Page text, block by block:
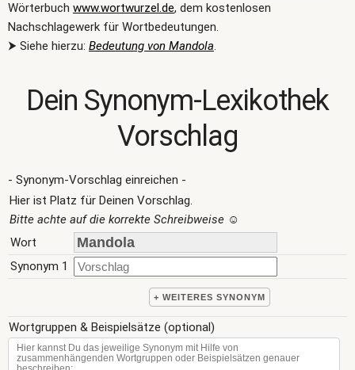
Wörterbuch www.wortwurzel.de, dem kostenlosen
Nachschlagewerk für Wortbedeutungen.
⮞ Siehe hierzu: Bedeutung von Mandola.
Dein Synonym-Lexikothek
Vorschlag
- Synonym-Vorschlag einreichen -
Hier ist Platz für Deinen Vorschlag.
Bitte achte auf die korrekte Schreibweise ☺
Wort
Synonym 1
+ WEITERES SYNONYM
Wortgruppen & Beispielsätze (optional)